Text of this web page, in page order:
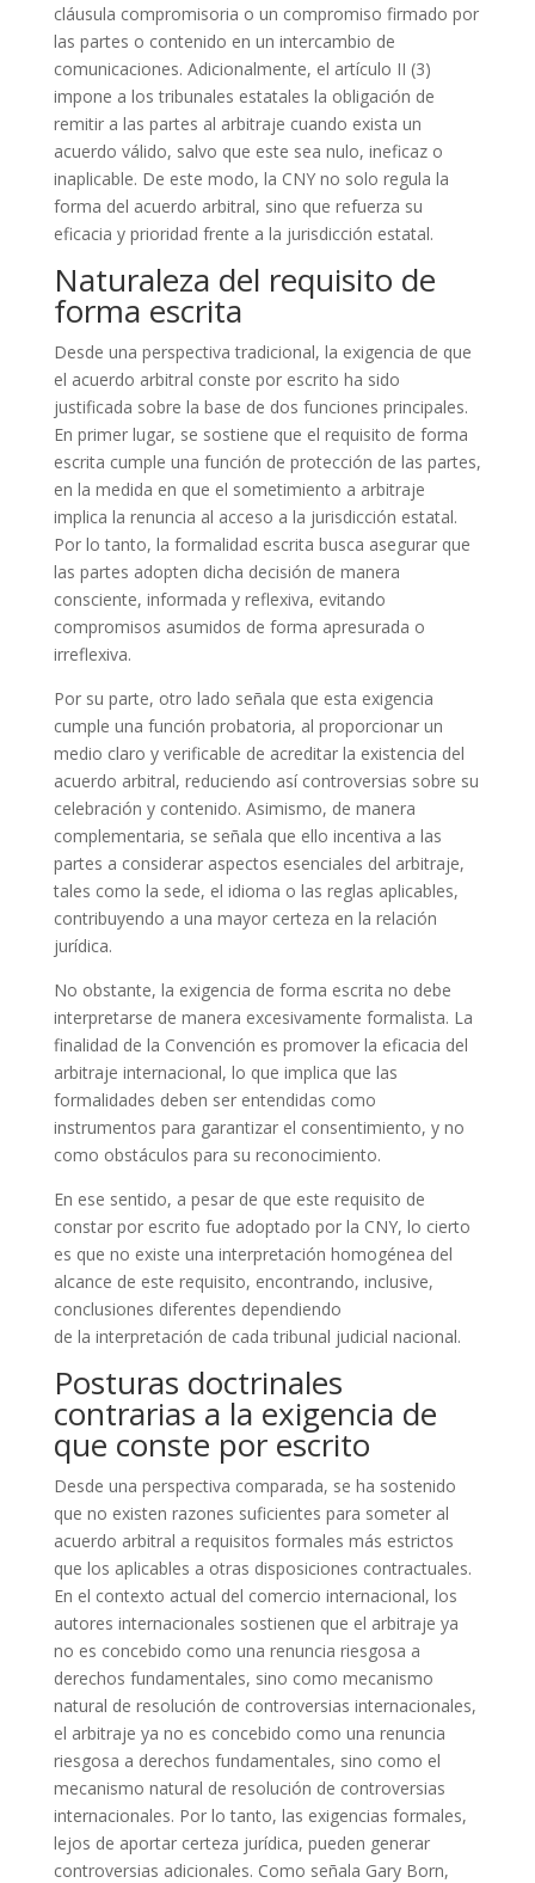
cláusula compromisoria o un compromiso firmado por
las partes o contenido en un intercambio de
comunicaciones. Adicionalmente, el artículo II (3)
impone a los tribunales estatales la obligación de
remitir a las partes al arbitraje cuando exista un
acuerdo válido, salvo que este sea nulo, ineficaz o
inaplicable. De este modo, la CNY no solo regula la
forma del acuerdo arbitral, sino que refuerza su
eficacia y prioridad frente a la jurisdicción estatal.
Naturaleza del requisito de
forma escrita
Desde una perspectiva tradicional, la exigencia de que
el acuerdo arbitral conste por escrito ha sido
justificada sobre la base de dos funciones principales.
En primer lugar, se sostiene que el requisito de forma
escrita cumple una función de protección de las partes,
en la medida en que el sometimiento a arbitraje
implica la renuncia al acceso a la jurisdicción estatal.
Por lo tanto, la formalidad escrita busca asegurar que
las partes adopten dicha decisión de manera
consciente, informada y reflexiva, evitando
compromisos asumidos de forma apresurada o
irreflexiva.
Por su parte, otro lado señala que esta exigencia
cumple una función probatoria, al proporcionar un
medio claro y verificable de acreditar la existencia del
acuerdo arbitral, reduciendo así controversias sobre su
celebración y contenido. Asimismo, de manera
complementaria, se señala que ello incentiva a las
partes a considerar aspectos esenciales del arbitraje,
tales como la sede, el idioma o las reglas aplicables,
contribuyendo a una mayor certeza en la relación
jurídica.
No obstante, la exigencia de forma escrita no debe
interpretarse de manera excesivamente formalista. La
finalidad de la Convención es promover la eficacia del
arbitraje internacional, lo que implica que las
formalidades deben ser entendidas como
instrumentos para garantizar el consentimiento, y no
como obstáculos para su reconocimiento.
En ese sentido, a pesar de que este requisito de
constar por escrito fue adoptado por la CNY, lo cierto
es que no existe una interpretación homogénea del
alcance de este requisito, encontrando, inclusive,
conclusiones diferentes dependiendo
de la interpretación de cada tribunal judicial nacional.
Posturas doctrinales
contrarias a la exigencia de
que conste por escrito
Desde una perspectiva comparada, se ha sostenido
que no existen razones suficientes para someter al
acuerdo arbitral a requisitos formales más estrictos
que los aplicables a otras disposiciones contractuales.
En el contexto actual del comercio internacional, los
autores internacionales sostienen que el arbitraje ya
no es concebido como una renuncia riesgosa a
derechos fundamentales, sino como mecanismo
natural de resolución de controversias internacionales,
el arbitraje ya no es concebido como una renuncia
riesgosa a derechos fundamentales, sino como el
mecanismo natural de resolución de controversias
internacionales. Por lo tanto, las exigencias formales,
lejos de aportar certeza jurídica, pueden generar
controversias adicionales. Como señala Gary Born,